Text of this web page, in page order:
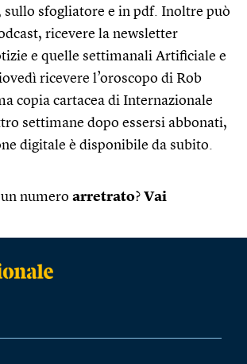
sullo sfogliatore e in pdf. Inoltre può
ricevere la newsletter
e quelle settimanali Artificiale e
ricevere l’oroscopo di Rob
copia cartacea di Internazionale
settimane dopo essersi abbonati,
digitale è disponibile da subito.
numero arretrato? Vai